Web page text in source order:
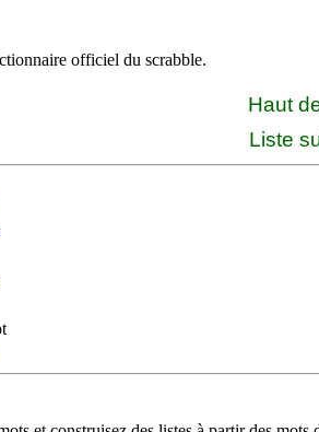
officiel du scrabble.
Haut
Liste